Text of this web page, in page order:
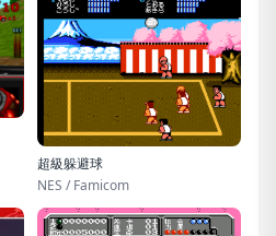
超級躲避球
NES / Famicom